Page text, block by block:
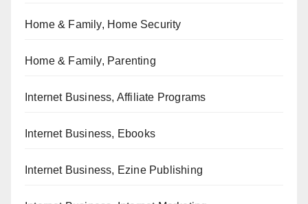
Home & Family, Home Security
Home & Family, Parenting
Internet Business, Affiliate Programs
Internet Business, Ebooks
Internet Business, Ezine Publishing